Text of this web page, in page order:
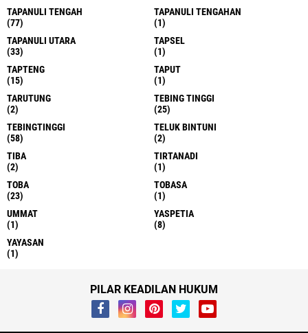
TAPANULI TENGAH
(77)
TAPANULI TENGAHAN
(1)
TAPANULI UTARA
(33)
TAPSEL
(1)
TAPTENG
(15)
TAPUT
(1)
TARUTUNG
(2)
TEBING TINGGI
(25)
TEBINGTINGGI
(58)
TELUK BINTUNI
(2)
TIBA
(2)
TIRTANADI
(1)
TOBA
(23)
TOBASA
(1)
UMMAT
(1)
YASPETIA
(8)
YAYASAN
(1)
PILAR KEADILAN HUKUM